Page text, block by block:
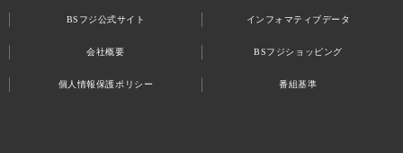
BSフジ公式サイト
会社概要
個人情報保護ポリシー
インフォマティブデータ
BSフジショッピング
番組基準